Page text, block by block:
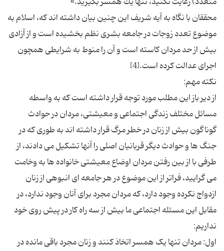
محققان با نگاه به آیه شریف این چنین بیان داشته اند که، اسلام به
موضوع تعدد زوجات در جامعه بشری نظم بخشیده است و از آزادی
بیش از حد مردان کاسته است و آن را منوط به شرایطی همچون
از دیر باز این مطلب مورد توجه قرار داشته است که به واسطه
مسائل مختلف زندگی اجتماعی و معیشتی، مردان در حوادث
گوناگون بیش از زنان در خطر مرگ قرار داشته اند به طوری که در
جنگ ها و حوادث دیگر قربانیان اصلى را آنها تشكیل می ‌دادند، از
طرفی با از بین رفتن مردان اوضاع معیشتی خانواده ها به وخامت
می گرایید، فراتر از این موضوع در هر جامعه ای انبوهی از زنان
ازدواج نکرده وجود دارد، که مردان مجرد برای آنان وجود ندارد، در
مقابل این مسئله اجتماعی ما بیش از سه راه کار در پیش روی خود
اول: مردان تنها یک همسر اتخاذ کنند و زنان مجرد باقی مانده در